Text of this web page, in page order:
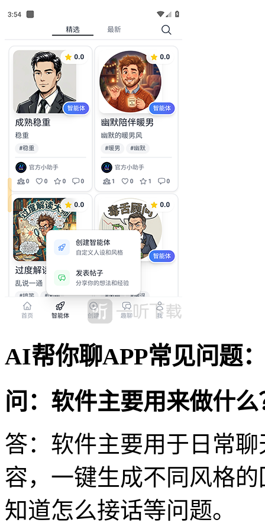
AI帮你聊APP常见问题
问：软件主要用来做什么
答：软件主要用于日常
容，一键生成不同风格
知道怎么接话等问题。